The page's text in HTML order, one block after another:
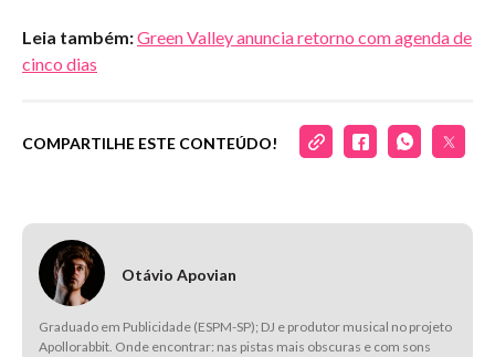
Leia também:Green Valley anuncia retorno com agenda de
cinco dias
COMPARTILHE ESTE CONTEÚDO!
Otávio Apovian
Graduado em Publicidade (ESPM-SP); DJ e produtor musical no projeto
Apollorabbit. Onde encontrar: nas pistas mais obscuras e com sons